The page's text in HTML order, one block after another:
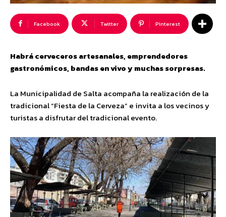
Facebook Twitter Pinterest
Habrá cerveceros artesanales, emprendedores
gastronómicos, bandas en vivo y muchas sorpresas.
La Municipalidad de Salta acompaña la realización de la
tradicional “Fiesta de la Cerveza” e invita a los vecinos y
turistas a disfrutar del tradicional evento.